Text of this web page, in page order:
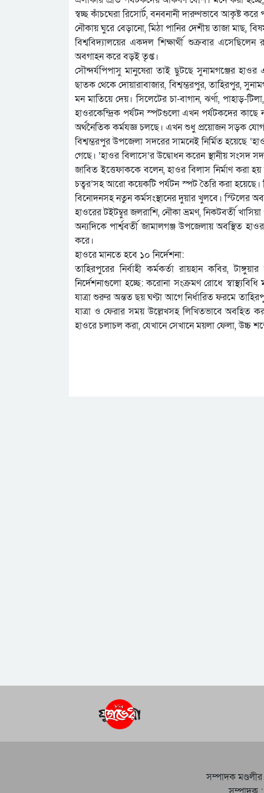
স্বচ্ছ কাঁচঘেরা রিসোর্ট, বনবনানী দারুণভাবে আকৃষ্ট করে
নৌকায় ঘুরে বেড়ানো, মিঠা পানির দেশীয় তাজা মাছ,
বিশ্ববিদ্যালয়ের একদল শিক্ষার্থী শুক্রবার
অবগাহন করে বড়ই তৃপ্ত।
সৌন্দর্যপিপাসু মানুষেরা তাই ছুটছে সুনামগঞ্জের
ছাতক থেকে দোয়ারাবাজার, বিশ্বম্ভরপুর, তাহিরপুর,
মন মাতিয়ে দেয়। সিলেটের চা-বাগান, ঝর্ণা, পাহাড়-
হাওরকেন্দ্রিক পর্যটন স্পটগুলো এখন পর্যটকদের কাছে
অর্থনৈতিক কর্মযজ্ঞ চলছে। এখন শুধু প্রয়োজন সড়ক
বিশ্বম্ভরপুর উপজেলা সদরের সামনেই নির্মিত হয়েছে
গেছে। ‘হাওর বিলাসে‘র উদ্বোধন করেন স্থানীয় সংসদ
জাবিত ইত্তেফাককে বলেন, হাওর বিলাস নির্মাণ করা
চত্বর’সহ আরো কয়েকটি পর্যটন স্পট তৈরি করা হয়েছে।
বিনোদনসহ নতুন কর্মসংস্থানের দুয়ার খুলবে। স্টিলের
হাওরের টইটম্বুর জলরাশি, নৌকা ভ্রমণ, নিকটবর্তী
অন্যদিকে পার্শ্ববর্তী জামালগঞ্জ উপজেলায় অবস্থিত
করে।
হাওরে মানতে হবে ১০ নির্দেশনা:
তাহিরপুরের নির্বাহী কর্মকর্তা রায়হান কবির,
নির্দেশনাগুলো হচ্ছে: করোনা সংক্রমণ রোধে
যাত্রা শুরুর অন্তত ছয় ঘণ্টা আগে নির্ধারিত ফরমে
যাত্রা ও ফেরার সময় উল্লেখসহ লিখিতভাবে অবহিত
হাওরে চলাচল করা, যেখানে সেখানে ময়লা ফেলা, উচ্চ
সম্পাদক